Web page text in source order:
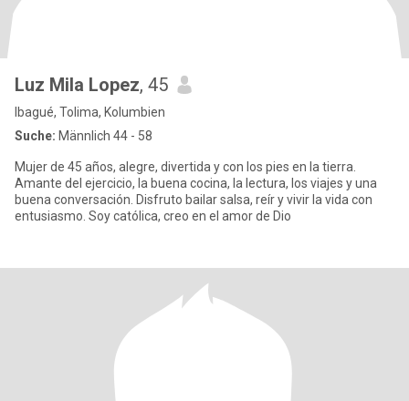
Luz Mila Lopez, 45
Ibagué, Tolima, Kolumbien
Suche: Männlich 44 - 58
Mujer de 45 años, alegre, divertida y con los pies en la tierra.
Amante del ejercicio, la buena cocina, la lectura, los viajes y una
buena conversación. Disfruto bailar salsa, reír y vivir la vida con
entusiasmo. Soy católica, creo en el amor de Dio